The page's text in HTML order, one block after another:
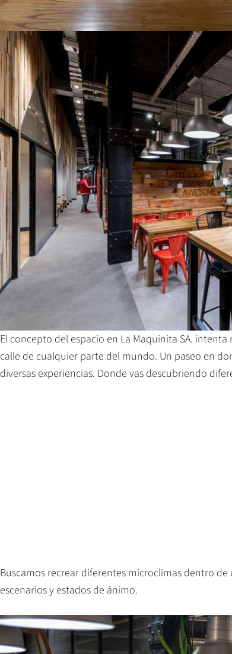
El concepto del espacio en La Maquinita SA.
calle de cualquier parte del mundo. Un paseo en
diversas experiencias. Donde vas descubriendo
Buscamos recrear diferentes microclimas dentro
escenarios y estados de ánimo.